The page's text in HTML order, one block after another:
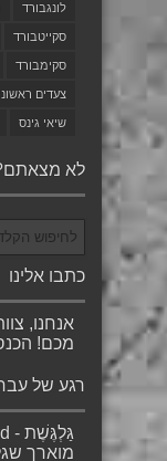
לונגבורד
סקייטבורד
סקימבורד
צעדים
שיאי גינס
לא
כתבו אלינו
מכם!
רגע של
מוארך